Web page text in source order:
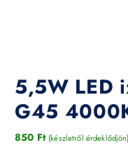
5,5W LED
G45
850 Ft (készletről érdeklődjön)